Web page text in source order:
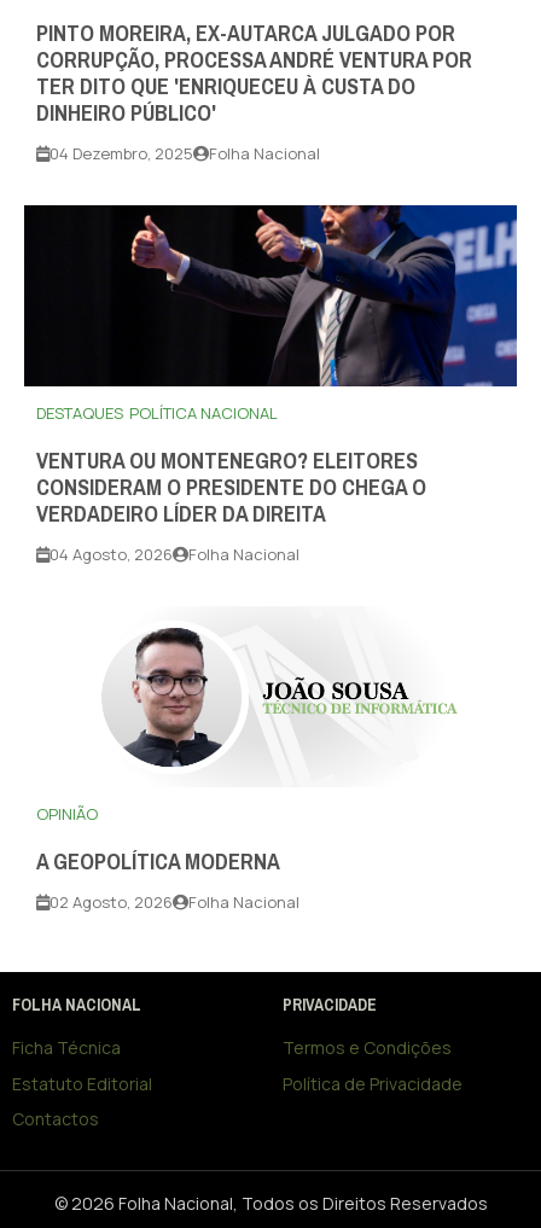
PINTO MOREIRA, EX-AUTARCA JULGADO POR
CORRUPÇÃO, PROCESSA ANDRÉ VENTURA POR
TER DITO QUE 'ENRIQUECEU À CUSTA DO
DINHEIRO PÚBLICO'
04 Dezembro, 2025 Folha Nacional
DESTAQUES POLÍTICA NACIONAL
VENTURA OU MONTENEGRO? ELEITORES
CONSIDERAM O PRESIDENTE DO CHEGA O
VERDADEIRO LÍDER DA DIREITA
04 Agosto, 2026 Folha Nacional
OPINIÃO
A GEOPOLÍTICA MODERNA
02 Agosto, 2026 Folha Nacional
FOLHA NACIONAL
Ficha Técnica
Estatuto Editorial
Contactos
PRIVACIDADE
Termos e Condições
Política de Privacidade
© 2026 Folha Nacional, Todos os Direitos Reservados